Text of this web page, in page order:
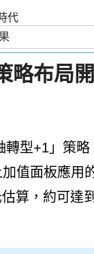
代
布局
型+1」策
值面板應用
算，約可達